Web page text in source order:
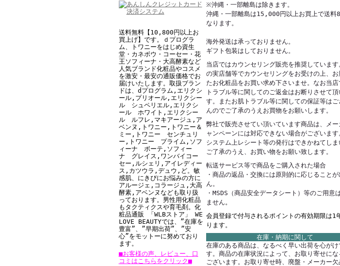
送料無料【10,800円以上お
買上げ】です。ｄプログラ
ム、トワニーをはじめ資生
堂・カネボウ・コーセー・花
王ソフィーナ・大高酵素など
人気ブランド化粧品やコスメ
を激安・最安の通販価格でお
届けいたします。取扱ブラン
ドは、dプログラム,エリクシ
ール, プリオール,エリクシー
ル シュペリエル, エリクシ
ール ホワイト , エリクシー
ル ルフレ, マキアージュ,ア
ベンヌ,トワニー,トワニー＆
ミー,トワニー センチュリ
ー, トワニー プライム, ソフ
ィーナ ボーテ,ソフィー
ナ グレイス,ワンバイコー
セー,ルシェリ,アイレディー
ス,カツウラ,デュウ , ど。敏
感肌、にきびにお悩みの方に
アルージェ,コラージュ,大高
酵素,アベンヌなども取り扱
っております。男性用化粧品
もタクティクスや育毛剤。 化
粧品通販 「WLBストア」 WE
LOVE BEAUTYでは、”在庫を
豊富”、”早期出荷”、”安
心”をモットーに努めており
ます。
■お客様の声、レビュー、口
コミはこちらをクリック■
※沖縄・一部離島は除きます。
沖縄・一部離島は15,000円以上お買上で送料
なります。
海外発送は承っておりません。
ギフト包装はしておりません。
当店ではカウンセリング販売を推奨しています
の実店舗等でカウンセリングをお受けの上、お
たお化粧品をお買い求め下さいませ。なお当
トラブル等に関してのご返金はお断りさせて頂
す。またお肌トラブル等に関しての保証等はご
んのでご了承のうえお買物をお願いします。
弊社で販売させてい頂いています商品は、メー
ャンペーンには対応できない場合がございます
システム上レシート等の発行はできかねてしま
ご了承のうえ、お買い物をお願い致します。
転送サービス等で商品をご購入された場合
・商品の返品・交換には原則的に応じること
ん。
・MSDS（商品安全データシート）等のご用意
ません。
会員登録で付与されるポイントの有効期限は1
ります。
在庫・納期に関して
在庫のある商品は、なるべく早い出荷を心がけ
す。商品の在庫状況によって、お取り寄せにな
ございます。お取り寄せ時、廃盤・メーカー